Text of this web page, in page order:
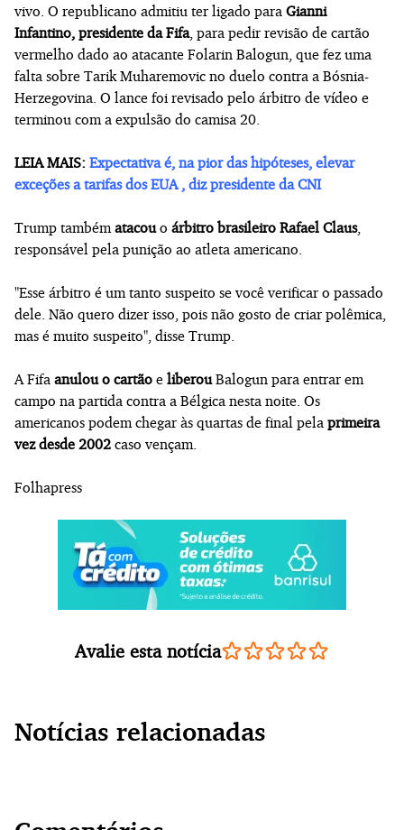
vivo. O republicano admitiu ter ligado para Gianni
Infantino, presidente da Fifa, para pedir revisão de cartão
vermelho dado ao atacante Folarin Balogun, que fez uma
falta sobre Tarik Muharemovic no duelo contra a Bósnia-
Herzegovina. O lance foi revisado pelo árbitro de vídeo e
terminou com a expulsão do camisa 20.
LEIA MAIS: Expectativa é, na pior das hipóteses, elevar
exceções a tarifas dos EUA , diz presidente da CNI
Trump também atacouo árbitro brasileiro Rafael Claus,
responsável pela punição ao atleta americano.
"Esse árbitro é um tanto suspeito se você verificar o passado
dele. Não quero dizer isso, pois não gosto de criar polêmica,
mas é muito suspeito", disse Trump.
A Fifa anulou o cartão e liberouBalogun para entrar em
campo na partida contra a Bélgica nesta noite. Os
americanos podem chegar às quartas de final pela primeira
vez desde 2002 caso vençam.
Folhapress
Avalie esta notícia
Notícias relacionadas